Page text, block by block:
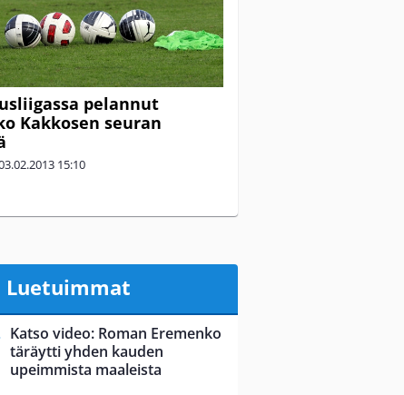
pelannut
Kakkosen seuran
15:10
Luetuimmat
Katso video: Roman Eremenko
täräytti yhden kauden
upeimmista maaleista